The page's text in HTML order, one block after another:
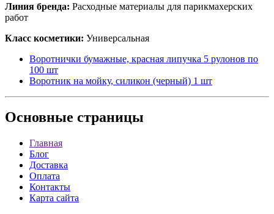
Линия бренда: Расходные материалы для парикмахерских
работ
Класс косметики: Универсальная
Воротнички бумажные, красная липучка 5 рулонов по
100 шт
Воротник на мойку, силикон (черный) 1 шт
Основные страницы
Главная
Блог
Доставка
Оплата
Контакты
Карта сайта